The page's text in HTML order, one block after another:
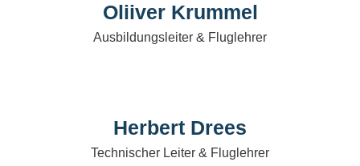
Oliiver Krummel
Ausbildungsleiter & Fluglehrer
Herbert Drees
Technischer Leiter & Fluglehrer